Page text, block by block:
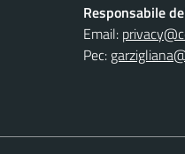
Responsabile
Email:
Pec: